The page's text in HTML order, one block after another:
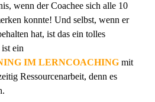
wenn der Coachee sich alle 10
konnte! Und selbst, wenn er
hat, ist das ein tolles
ein
IM LERNCOACHING mit
Ressourcenarbeit, denn es